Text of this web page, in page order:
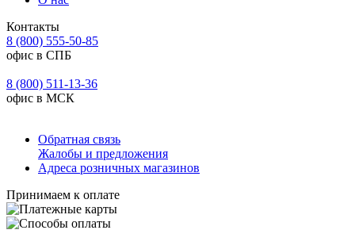
Контакты
8 (800) 555-50-85
офис в СПБ
8 (800) 511-13-36
офис в МСК
Обратная связь
Жалобы и предложения
Адреса розничных магазинов
Принимаем к оплате